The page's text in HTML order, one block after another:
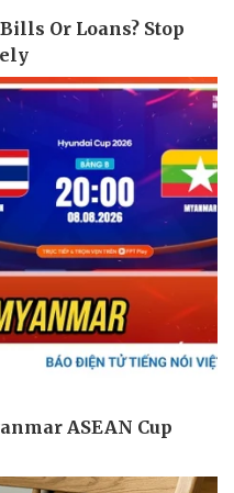
Tin Công nghệ
Trải nghiệm
Chuyển đổi số